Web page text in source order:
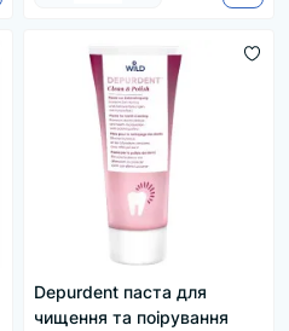
Depurdent паста для
чищення та поірування